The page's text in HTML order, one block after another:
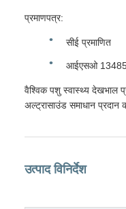
प्रमाणपत्र:
सीई प्रमाणित
आईएसओ 13485
वैश्विक पशु स्वास्थ्य देखभाल
अल्ट्रासाउंड समाधान प्रदान
उत्पाद विनिर्देश